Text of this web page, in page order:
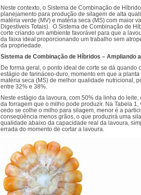
Neste contexto, o Sistema de Combinação de
planejamento para produção de silagem de alta
matéria verde (MV) e matéria seca (MS) com maior
Digestíveis Totais). O Sistema de Combinação de
corte criando um ambiente favorável para que a
da faixa ideal proporcionando um trabalho sem
da propriedade.
Sistema de Combinação de Híbridos – Ampliando
De forma geral, o ponto ideal de corte se dá quando
estágio de farináceo-duro, momento em que a
matéria seca (MS) de melhor qualidade nutricional,
entre 32% e 38%.
Neste estágio da lavoura, com 50% da linha do
da forragem que o milho pode produzir. Na Tabela
cedo se colhe o milho para silagem, menor é a
conseqüência menos grãos, o que produzirá uma
qualidade abaixo da capacidade real da lavoura,
errada do momento de cortar a lavoura.